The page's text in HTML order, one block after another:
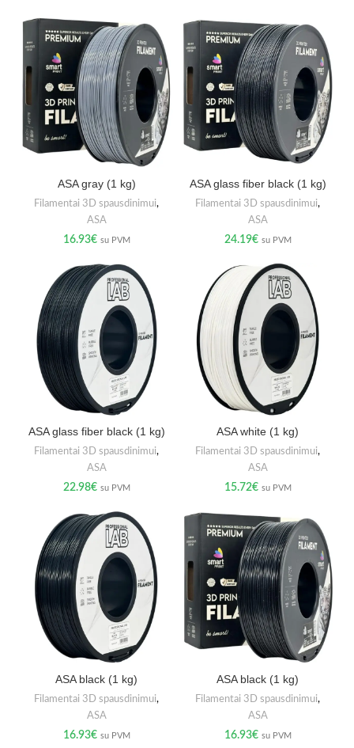
ASA gray (1 kg)
Filamentai 3D spausdinimui,
ASA
16.93€ su PVM
ASA glass fiber black (1 kg)
Filamentai 3D spausdinimui,
ASA
24.19€ su PVM
ASA glass fiber black (1 kg)
Filamentai 3D spausdinimui,
ASA
22.98€ su PVM
ASA white (1 kg)
Filamentai 3D spausdinimui,
ASA
15.72€ su PVM
ASA black (1 kg)
Filamentai 3D spausdinimui,
ASA
16.93€ su PVM
ASA black (1 kg)
Filamentai 3D spausdinimui,
ASA
16.93€ su PVM